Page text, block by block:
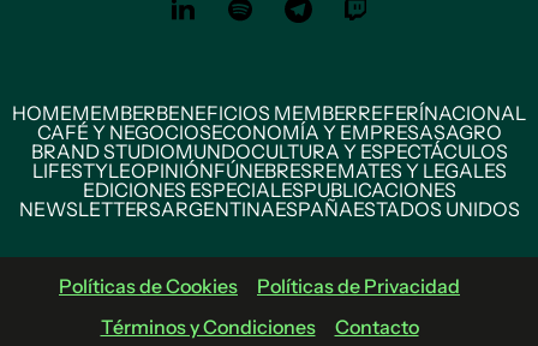
HOMEMEMBERBENEFICIOS MEMBERREFERÍNACIONAL
CAFÉ Y NEGOCIOSECONOMÍA Y EMPRESASAGRO
BRAND STUDIOMUNDOCULTURA Y ESPECTÁCULOS
LIFESTYLEOPINIÓNFÚNEBRESREMATES Y LEGALES
EDICIONES ESPECIALESPUBLICACIONES
NEWSLETTERSARGENTINAESPAÑAESTADOS UNIDOS
Políticas de Cookies
Políticas de Privacidad
Términos y Condiciones
Contacto